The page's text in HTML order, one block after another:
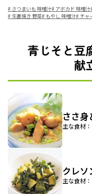
# さつまいも 味噌汁# アボカド 味噌汁
# 生姜焼き 野菜# もやし 味噌汁# チャ
青じそと豆
献
ささ身
主な食材
クレソ
主な食材